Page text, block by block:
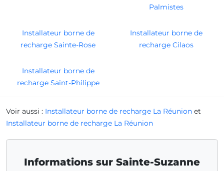
Palmistes
Installateur borne de
recharge Sainte-Rose
Installateur borne de
recharge Cilaos
Installateur borne de
recharge Saint-Philippe
Voir aussi : Installateur borne de recharge La Réunion et
Installateur borne de recharge La Réunion
Informations sur Sainte-Suzanne